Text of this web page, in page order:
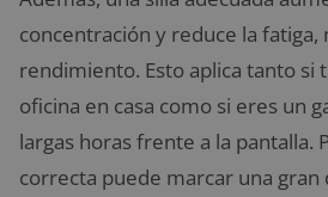
concentración y reduce la
rendimiento. Esto aplica tanto si
oficina en casa como si eres un
largas horas frente a la pantalla.
correcta puede marcar una